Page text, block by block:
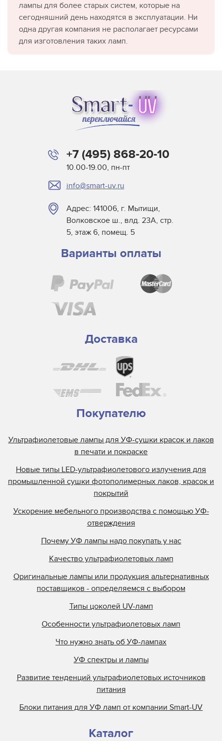
лампы для более старых систем, которые на
сегодняшний день находятся в эксплуатации. Ни
одна другая компания не располагает ресурсами
для изготовления таких ламп.
+7 (495) 868-20-10
10.00-19.00, пн-пт
info@smart-uv.ru
Адрес: 141006, г. Мытищи,
Волковское ш., влд. 23А, стр.
5, этаж 6, помещ. 5
Варианты оплаты
Доставка
Покупателю
Ультрафиолетовые лампы для УФ-сушки красок и лаков
в печати и покраске
Новые типы LED-ультрафиолетового излучения для
промышленной сушки фотополимерных лаков, красок и
покрытий
Ускорение мебельного производства с помощью УФ-
отверждения
Почему УФ лампы надо покупать у нас
Качество ультрафиолетовых ламп
Оригинальные лампы или продукция альтернативных
поставщиков - определяемся с выбором
Типы цоколей UV-ламп
Особенности ультрафиолетовых ламп
Что нужно знать об УФ-лампах
УФ спектры и лампы
Развитие тенденций ультрафиолетовых источников
питания
Блоки питания для УФ ламп от компании Smart-UV
Каталог